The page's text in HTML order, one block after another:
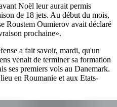
Noël leur aurait permis
de 18 jets. Au début du mois,
Roustem Oumierov avait déclaré
prochaine».
a fait savoir, mardi, qu'un
venait de terminer sa formation
ses premiers vols au Danemark.
en Roumanie et aux Etats-